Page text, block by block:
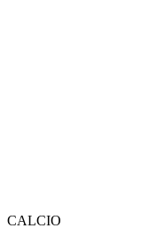
CALCIO